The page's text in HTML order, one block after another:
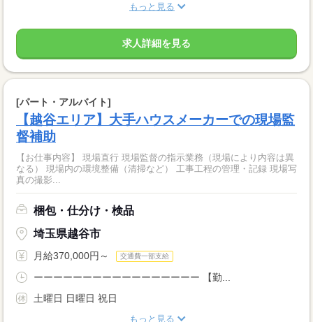
もっと見る
求人詳細を見る
[パート・アルバイト]
【越谷エリア】大手ハウスメーカーでの現場監
督補助
【お仕事内容】 現場直行 現場監督の指示業務（現場により内容は異
なる） 現場内の環境整備（清掃など） 工事工程の管理・記録 現場写
真の撮影...
梱包・仕分け・検品
埼玉県越谷市
月給370,000円～ 交通費一部支給
ーーーーーーーーーーーーーーーーー 【勤...
土曜日 日曜日 祝日
もっと見る